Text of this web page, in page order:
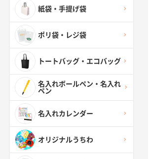
紙袋・手提げ袋
ポリ袋・レジ袋
トートバッグ・エコバッグ
名入れボールペン・名入れ
ペン
名入れカレンダー
オリジナルうちわ